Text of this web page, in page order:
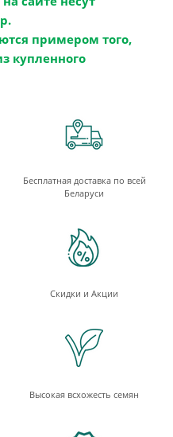
примером того,
купленного
Бесплатная доставка по всей
Беларуси
Скидки и Акции
Высокая всхожесть семян